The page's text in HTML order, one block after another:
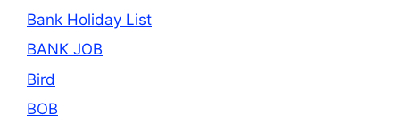
Bank Holiday List
BANK JOB
Bird
BOB